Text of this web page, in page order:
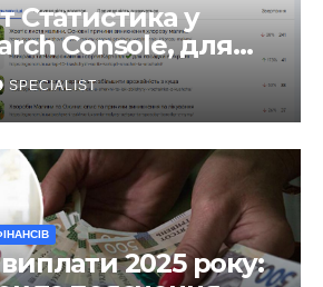
Статистика у
Console, для
SPECIALIST
2025 року: